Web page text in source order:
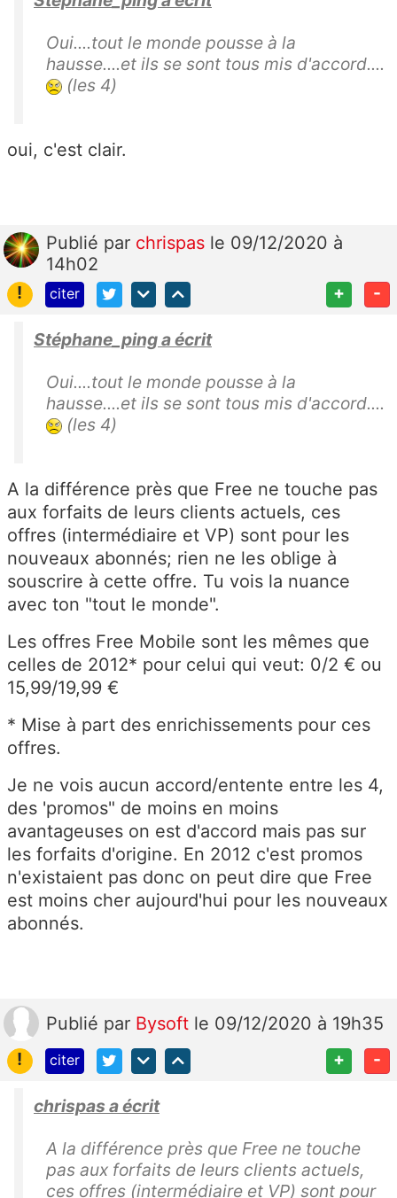
Oui....tout le monde pousse à la
hausse....et ils se sont tous mis d'accord....
(les 4)
oui, c'est clair.
Publié par chrispas le 09/12/2020 à
14h02
!
citer + -
Stéphane_ping a écrit
Oui....tout le monde pousse à la
hausse....et ils se sont tous mis d'accord....
(les 4)
A la différence près que Free ne touche pas
aux forfaits de leurs clients actuels, ces
offres (intermédiaire et VP) sont pour les
nouveaux abonnés; rien ne les oblige à
souscrire à cette offre. Tu vois la nuance
avec ton "tout le monde".
Les offres Free Mobile sont les mêmes que
celles de 2012* pour celui qui veut: 0/2 € ou
15,99/19,99 €
* Mise à part des enrichissements pour ces
offres.
Je ne vois aucun accord/entente entre les 4,
des 'promos" de moins en moins
avantageuses on est d'accord mais pas sur
les forfaits d'origine. En 2012 c'est promos
n'existaient pas donc on peut dire que Free
est moins cher aujourd'hui pour les nouveaux
abonnés.
Publié par Bysoft le 09/12/2020 à 19h35
!
citer + -
chrispas a écrit
A la différence près que Free ne touche
pas aux forfaits de leurs clients actuels,
ces offres (intermédiaire et VP) sont pour